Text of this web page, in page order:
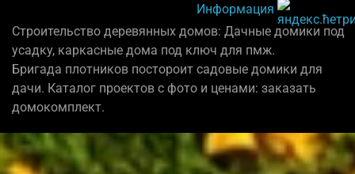
Информация
Строительство деревянных домов: Дачные домики под
усадку, каркасные дома под ключ для пмж.
Бригада плотников постороит садовые домики для
дачи. Каталог проектов с фото и ценами: заказать
домокомплект.